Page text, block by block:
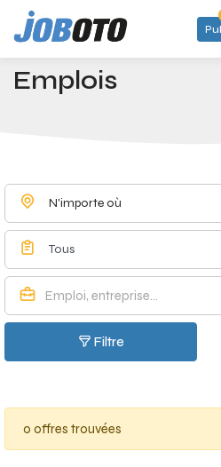
Skip to main content
Accueil Emplois à Tervuren -
Emplois
N'importe où
Tous
Filtre
0 offres trouvées